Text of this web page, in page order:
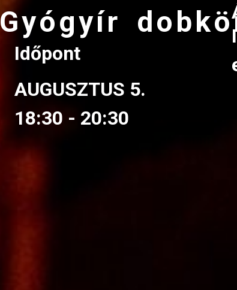
Gyógyír
Időpont
AUGUSZTUS 5.
18:30 - 20:30